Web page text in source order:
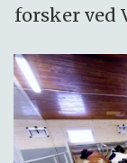
forsker